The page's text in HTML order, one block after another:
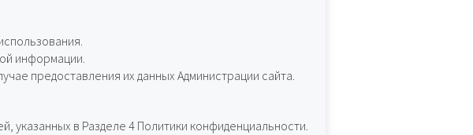
информации.
предоставления их данных Администрации сайта.
указанных в Разделе 4 Политики конфиденциальности.